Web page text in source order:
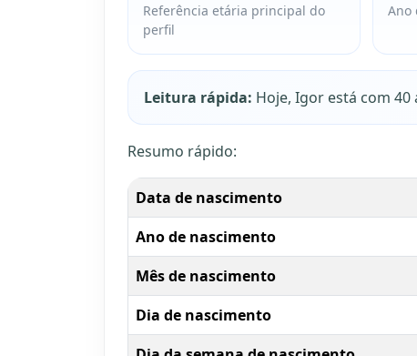
Referência etária principal do
perfil
Ano
Leitura rápida: Hoje, Igor está com
Resumo rápido:
Data de nascimento
Ano de nascimento
Mês de nascimento
Dia de nascimento